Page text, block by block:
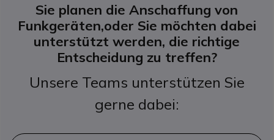
Sie planen die Anschaffung von
Funkgeräten,oder Sie möchten dabei
unterstützt werden, die richtige
Entscheidung zu treffen?
Unsere Teams unterstützen Sie
gerne dabei: